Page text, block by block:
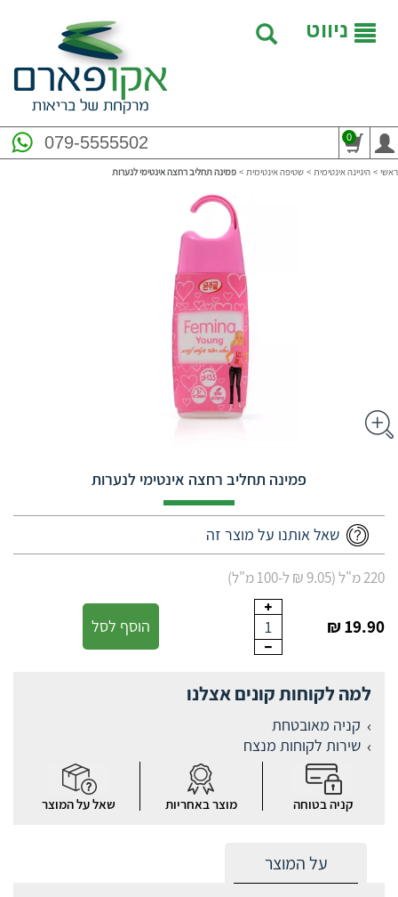
ניווט
079-5555502 0
ראשי > היגיינה אינטימית > שטיפה אינטימית > פמינה תחליב רחצה אינטימי לנערות
פמינה תחליב רחצה אינטימי לנערות
שאל אותנו על מוצר זה
220 מ"ל (9.05 ₪ ל-100 מ"ל)
19.90 ₪
1 הוסף לסל
למה לקוחות קונים אצלנו
קניה מאובטחת
שירות לקוחות מנצח
קניה בטוחה מוצר באחריות שאל על המוצר
על המוצר